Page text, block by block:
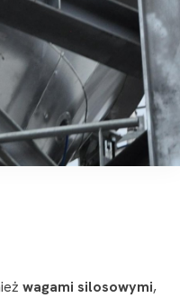
wagami silosowymi,